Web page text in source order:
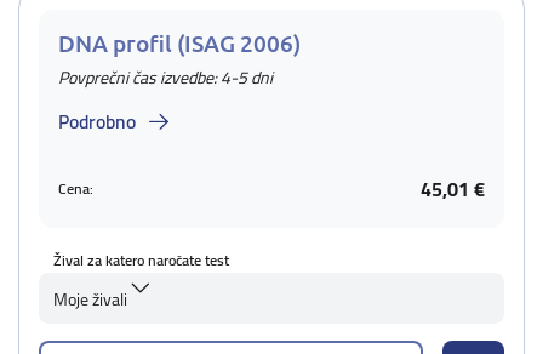
DNA profil (ISAG 2006)
Povprečni čas izvedbe: 4-5 dni
Podrobno
Cena: 45,01 €
Žival za katero naročate test
Moje živali